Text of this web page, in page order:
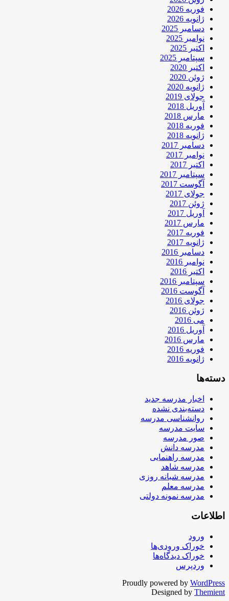
فوریه 2026
ژانویه 2026
دسامبر 2025
نوامبر 2025
اکتبر 2025
سپتامبر 2025
اکتبر 2020
ژوئن 2020
ژانویه 2020
جولای 2019
آوریل 2018
مارس 2018
فوریه 2018
ژانویه 2018
دسامبر 2017
نوامبر 2017
اکتبر 2017
سپتامبر 2017
آگوست 2017
جولای 2017
ژوئن 2017
آوریل 2017
مارس 2017
فوریه 2017
ژانویه 2017
دسامبر 2016
نوامبر 2016
اکتبر 2016
سپتامبر 2016
آگوست 2016
جولای 2016
ژوئن 2016
می 2016
آوریل 2016
مارس 2016
فوریه 2016
ژانویه 2016
دسته‌ها
اخبار مدرسه جدید
دسته‌بندی نشده
روانشناسی مدرسه
سایت مدرسه
صور مدرسه
مدرسه دانش
مدرسه راهنمایی
مدرسه شاهد
مدرسه شبانه روزی
مدرسه معلم
مدرسه نمونه دولتی
اطلاعات
ورود
خوراک ورودی‌ها
خوراک دیدگاه‌ها
وردپرس
Proudly powered by WordPress
Designed by Themient